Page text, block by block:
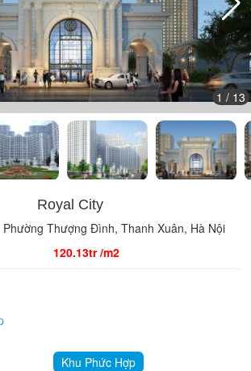
1 / 13
Royal City
Phường Thượng Đình, Thanh Xuân, Hà Nội
120.13tr /m2
Khu Phức Hợp